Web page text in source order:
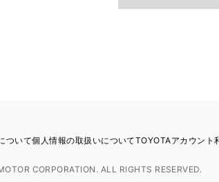
ついて個人情報の取扱いについてTOYOTAアカウント
CORPORATION. ALL RIGHTS RESERVED.